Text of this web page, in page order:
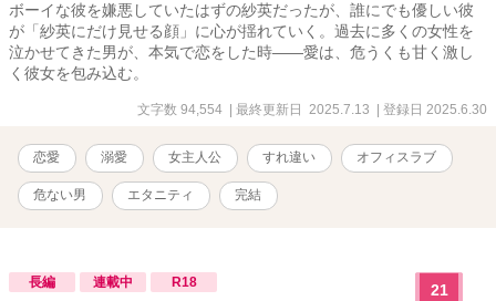
ボーイな彼を嫌悪していたはずの紗英だったが、誰にでも優しい彼
が「紗英にだけ見せる顔」に心が揺れていく。過去に多くの女性を
泣かせてきた男が、本気で恋をした時——愛は、危うくも甘く激し
く彼女を包み込む。
文字数 94,554 | 最終更新日 2025.7.13 | 登録日 2025.6.30
恋愛 溺愛 女主人公 すれ違い オフィスラブ
危ない男 エタニティ 完結
長編 連載中 R18 21